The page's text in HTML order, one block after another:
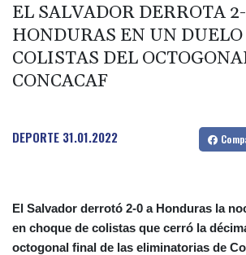
EL SALVADOR DERROTA
HONDURAS EN UN DUELO
COLISTAS DEL
CONCACAF
DEPORTE 31.01.2022
El Salvador derrotó 2-0 a Honduras la
en choque de colistas que cerró la
octogonal final de las eliminatorias de